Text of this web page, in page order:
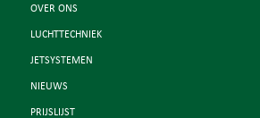
OVER ONS
LUCHTTECHNIEK
JETSYSTEMEN
NIEUWS
PRIJSLIJST